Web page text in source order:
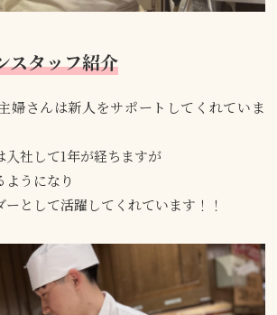
スタッフ紹介
婦さんは新人をサポートしてくれていま
入社して1年が経ちますが
うになり
として活躍してくれています！！